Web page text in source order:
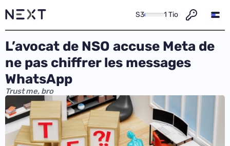
S3 1 Tio
L’avocat de NSO accuse Meta de
ne pas chiffrer les messages
WhatsApp
Trust me, bro